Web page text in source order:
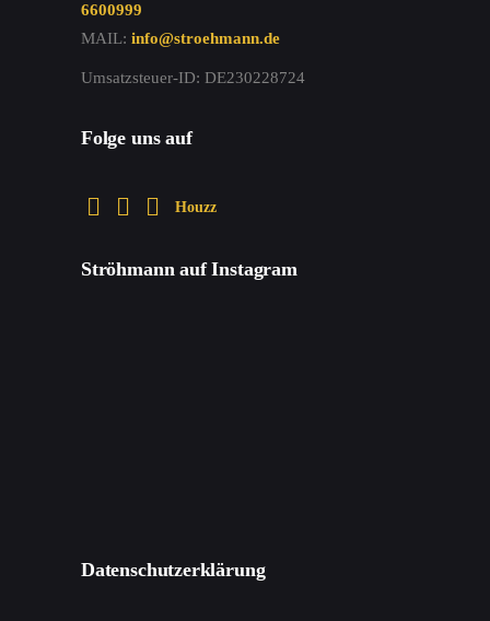
6600999
MAIL: info@stroehmann.de
Umsatzsteuer-ID: DE230228724
Folge uns auf
Houzz
Ströhmann auf Instagram
Datenschutzerklärung